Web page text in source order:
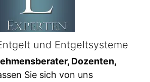
und Entgeltsysteme
Dozenten,
Sie sich von uns